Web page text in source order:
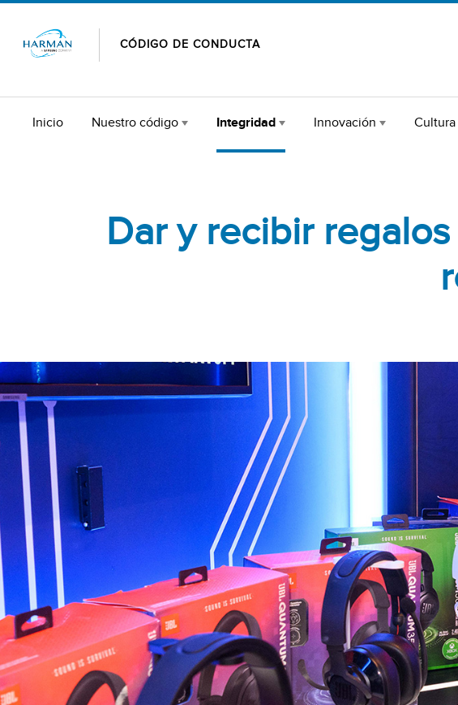
CÓDIGO DE CONDUCTA
Inicio Nuestro código Integridad Innovación
Dar y recibir